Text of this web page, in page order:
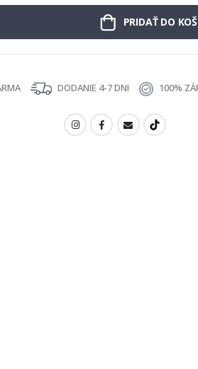
PRIDAŤ DO
DODANIE 4-7 DNI 100%